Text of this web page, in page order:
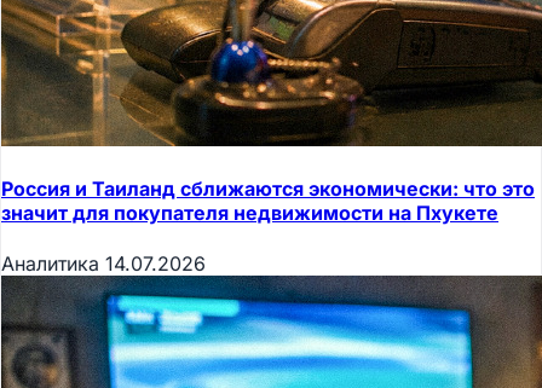
Россия и Таиланд сближаются экономически: что это
значит для покупателя недвижимости на Пхукете
Аналитика 14.07.2026